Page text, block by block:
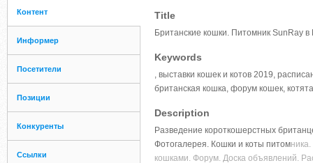
Контент
Информер
Посетители
Позиции
Конкуренты
Ссылки
Title
Британские кошки. Питомник SunRay
Keywords
, выставки кошек и котов 2019,
британская кошка, форум кошек,
Description
Разведение короткошерстных
Фотогалерея. Кошки и коты питом
кошками. Форум. Доска объявлений.